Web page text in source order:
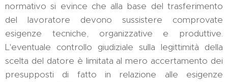
normativo si evince che alla base del trasferimento
del lavoratore devono sussistere comprovate
esigenze tecniche, organizzative e produttive.
L'eventuale controllo giudiziale sulla legittimità della
scelta del datore è limitata al mero accertamento dei
presupposti di fatto in relazione alle esigenze